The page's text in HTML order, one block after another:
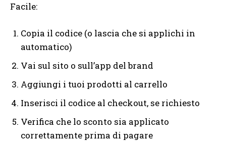
Facile:
Copia il codice (o lascia che si applichi in
automatico)
Vai sul sito o sull’app del brand
Aggiungi i tuoi prodotti al carrello
Inserisci il codice al checkout, se richiesto
Verifica che lo sconto sia applicato
correttamente prima di pagare